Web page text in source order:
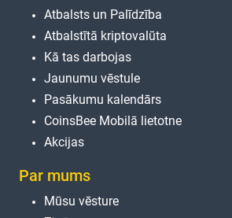
Atbalsts un Palīdzība
Atbalstītā kriptovalūta
Kā tas darbojas
Jaunumu vēstule
Pasākumu kalendārs
CoinsBee Mobilā lietotne
Akcijas
Par mums
Mūsu vēsture